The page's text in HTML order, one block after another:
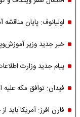
اولیانوف: پایان
خبر جدید وزیر
پیام جدید وزارت
فیدان: توافق مکه
فارن افرز: آمریکا باید